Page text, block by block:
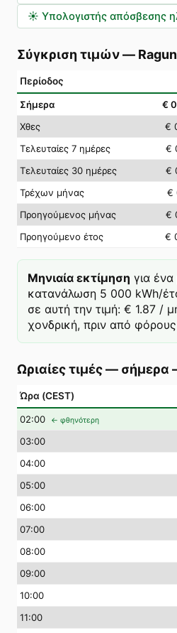
☀️ Υπολογιστής απόσβεσης
Σύγκριση τιμών—
Περίοδος
Σήμερα €
Χθες
€
Τελευταίες 7 ημέρες
€
Τελευταίες 30 ημέρες
€
Τρέχων μήνας
€
Προηγούμενος μήνας
€
Προηγούμενο έτος
€
Μηνιαία εκτίμηση για
κατανάλωση 5 000 kWh/
σε αυτή την τιμή: € 1.87 /
χονδρική, πριν από
Ωριαίες τιμές — σήμερα
Ώρα (CEST)
02:00 ← φθηνότερη
03:00
04:00
05:00
06:00
07:00
08:00
09:00
10:00
11:00